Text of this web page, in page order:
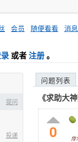
会员 随便看看 消息
或者注册。
提问
投递
问题列表
《求助大
0